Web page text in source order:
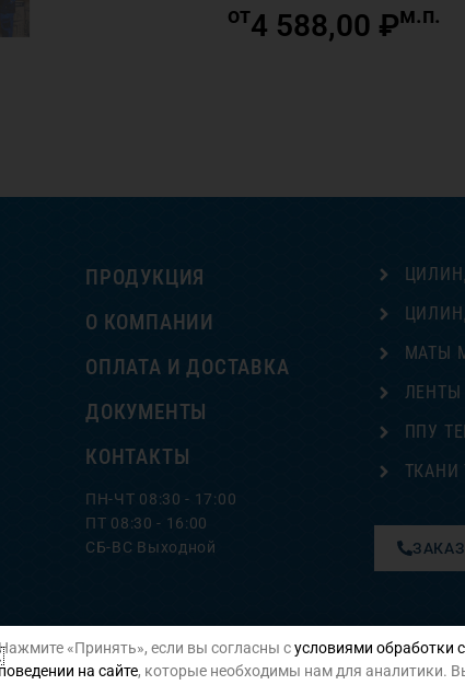
от4 588,00 ₽м.п.
ПРОДУКЦИЯ
О КОМПАНИИ
ОПЛАТА И ДОСТАВКА
ДОКУМЕНТЫ
КОНТАКТЫ
ПН-ЧТ 08:30 - 17:00
ПТ 08:30 - 16:00
СБ-ВС Выходной
МАТЫ
ППУ
ТКАНИ
Политика конфиденциальности
«Принять», если вы согласны сусловиями обработки
поведении на сайте, которые необходимы нам для аналитики.